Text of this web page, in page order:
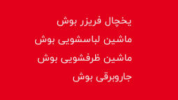
یخچال فریزر بوش
ماشین لباسشویی بوش
ماشین ظرفشویی بوش
جاروبرقی بوش